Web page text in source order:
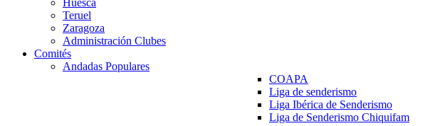
Huesca
Teruel
Zaragoza
Administración Clubes
Comités
Andadas Populares
COAPA
Liga de senderismo
Liga Ibérica de Senderismo
Liga de Senderismo Chiquifam